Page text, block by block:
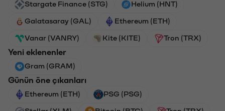
Stargate Finance (STG) Helium (HNT)
Galatasaray (GAL) Ethereum (ETH)
Vanar (VANRY) Kite (KITE) Tron (TRX)
Yeni eklenenler
Gram (GRAM)
Günün öne çıkanları
Ethereum (ETH) PSG (PSG)